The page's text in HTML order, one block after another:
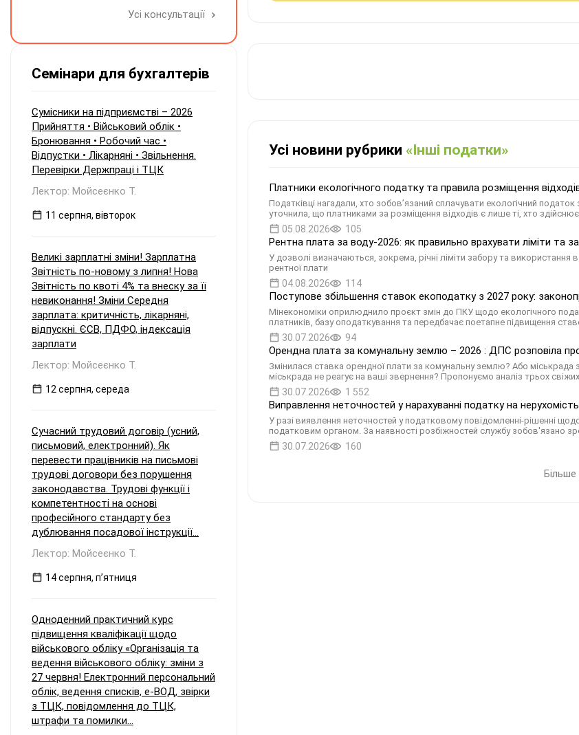
Усі новини рубрики «Інші податки»
Платники екологічного податку та правила розміщення
Податківці нагадали, хто зобов’язаний сплачувати екологічний
уточнила, що платниками за розміщення відходів є лише ті, хто
05.08.2026 105
Рентна плата за воду-2026: як правильно врахувати ліміти та
У дозволі визначаються, зокрема, річні ліміти забору та
рентної плати
04.08.2026 114
Поступове збільшення ставок екоподатку з 2027 року:
Мінекономіки оприлюднило проєкт змін до ПКУ щодо екологічного
платників, базу оподаткування та передбачає поетапне підвищення
30.07.2026 94
Орендна плата за комунальну землю – 2026 : ДПС розповіла
Змінилася ставка орендної плати за комунальну землю? Або
міськрада не реагує на ваші звернення? Пропонуємо аналіз трьох
30.07.2026 1 552
Виправлення неточностей у нарахуванні податку на
У разі виявлення неточностей у податковому повідомленні-рішенні
податковим органом. За наявності розбіжностей службу зобов'язано
30.07.2026 160
діяльності та подання звіту за
Усі консультації
Семінари для бухгалтерів
Сумісники на підприємстві – 2026
Прийняття • Військовий облік •
Бронювання • Робочий час •
Відпустки • Лікарняні • Звільнення.
Перевірки Держпраці і ТЦК
Лектор: Мойсеєнко Т.
11 серпня, вівторок
Великі зарплатні зміни! Зарплатна
Звітність по-новому з липня! Нова
Звітність по квоті 4% та внеску за її
невиконання! Зміни Середня
зарплата: критичність, лікарняні,
відпускні. ЄСВ, ПДФО, індексація
зарплати
Лектор: Мойсеєнко Т.
12 серпня, середа
Сучасний трудовий договір (усний,
письмовий, електронний). Як
перевести працівників на письмові
трудові договори без порушення
законодавства. Трудові функції і
компетентності на основі
професійного стандарту без
дублювання посадової інструкції...
Лектор: Мойсеєнко Т.
14 серпня, пʼятниця
Одноденний практичний курс
підвищення кваліфікації щодо
військового обліку «Організація та
ведення військового обліку: зміни з
27 червня! Електронний персональний
облік, ведення списків, е-ВОД, звірки
з ТЦК, повідомлення до ТЦК,
штрафи та помилки...